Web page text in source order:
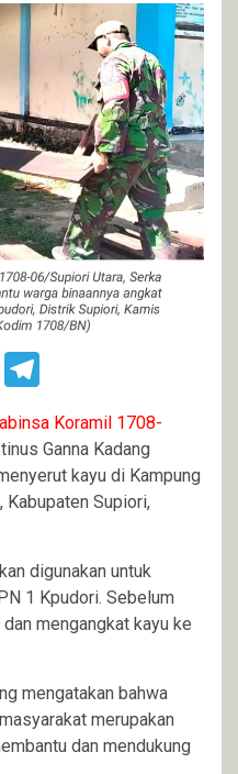
Line
Koramil 1708-
Ganna Kadang
kayu di Kampung
Kabupaten Supiori,
digunakan untuk
1 Kpudori. Sebelum
mengangkat kayu ke
mengatakan bahwa
merupakan
dan mendukung